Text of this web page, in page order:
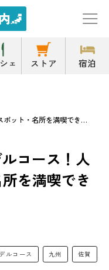
ェ ストア 宿泊
佐賀観光1泊2日のモデルコース！人気の観光スポット・名所を満喫できる王道の旅程を紹介
コース！人
を満喫でき
ルコース 九州 佐賀